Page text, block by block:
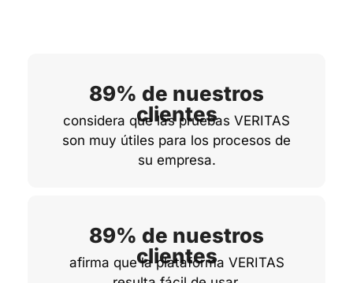
89% de nuestros
clientes
considera que las pruebas VERITAS
son muy útiles para los procesos de
su empresa.
89% de nuestros
clientes
afirma que la plataforma VERITAS